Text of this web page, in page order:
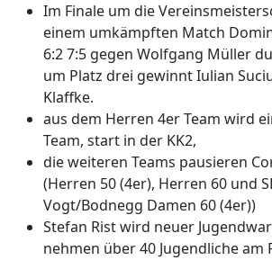
Im Finale um die
einem umkämpften Match
6:2 7:5 gegen Wolfgang Müller
um Platz drei gewinnt Iulian
Klaffke.
aus dem Herren 4er Team wird
Team, start in der KK2,
die weiteren Teams pausieren
(Herren 50 (4er), Herren 60 und
Vogt/Bodnegg Damen 60 (4er))
Stefan Rist wird neuer
nehmen über 40 Jugendliche